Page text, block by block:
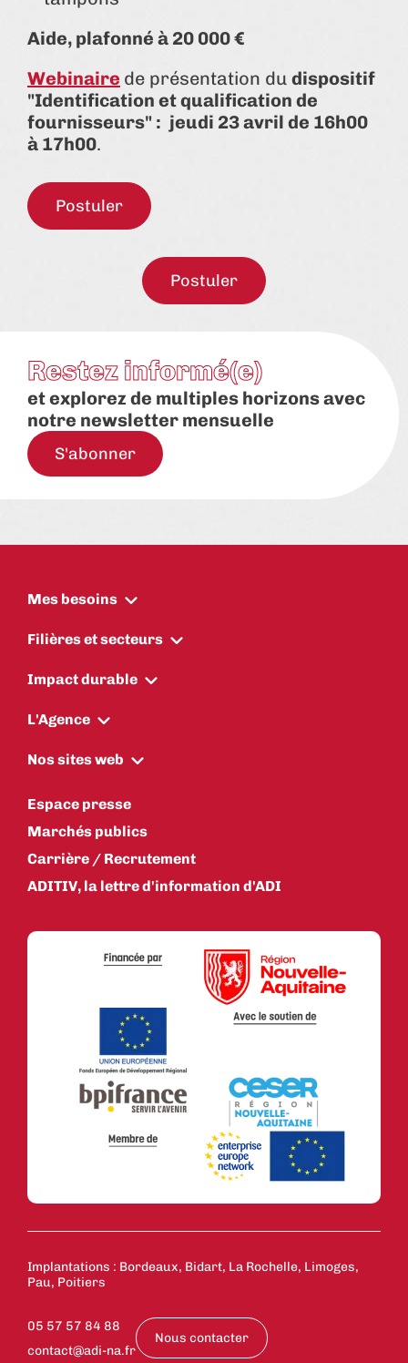
Aide, plafonné à 20 000 €
Webinaire de présentation du dispositif
"Identification et qualification de
fournisseurs" : jeudi 23 avril de 16h00
à 17h00.
Postuler
Postuler
Restez informé(e)
et explorez de multiples horizons avec
notre newsletter mensuelle
S'abonner
Mes besoins
Filières et secteurs
Impact durable
L'Agence
Nos sites web
Espace presse
Marchés publics
Carrière / Recrutement
ADITIV, la lettre d'information d'ADI
Implantations : Bordeaux, Bidart, La Rochelle, Limoges,
Pau, Poitiers
05 57 57 84 88
contact@adi-na.fr
Nous contacter